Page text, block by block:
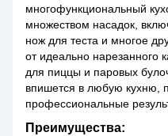
многофункциональный
множеством насадок,
нож для теста и многое
от идеально нарезанного
для пиццы и паровых
впишется в любую кухню,
профессиональные
Преимущества: